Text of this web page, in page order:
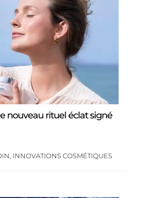
nouveau rituel éclat signé
INNOVATIONS COSMÉTIQUES